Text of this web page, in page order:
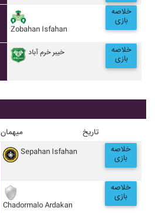
Zobahan Isfahan
خلاصه
بازی
خيبر خرم آباد خلاصه
بازی
میهمان تاریخ
Sepahan Isfahan خلاصه
بازی
Chadormalo Ardakan
خلاصه
بازی